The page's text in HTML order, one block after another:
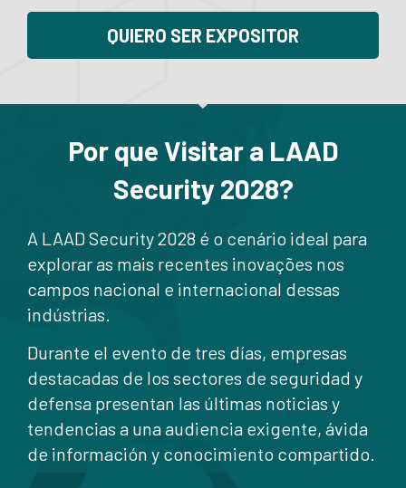
QUIERO SER EXPOSITOR
Por que Visitar a LAAD
Security 2028?
A LAAD Security 2028 é o cenário ideal para
explorar as mais recentes inovações nos
campos nacional e internacional dessas
indústrias.
Durante el evento de tres días, empresas
destacadas de los sectores de seguridad y
defensa presentan las últimas noticias y
tendencias a una audiencia exigente, ávida
de información y conocimiento compartido.